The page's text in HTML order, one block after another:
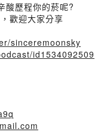
酸歷程你的菸呢?
歡迎大家分享
sinceremoonsky
id1534092509